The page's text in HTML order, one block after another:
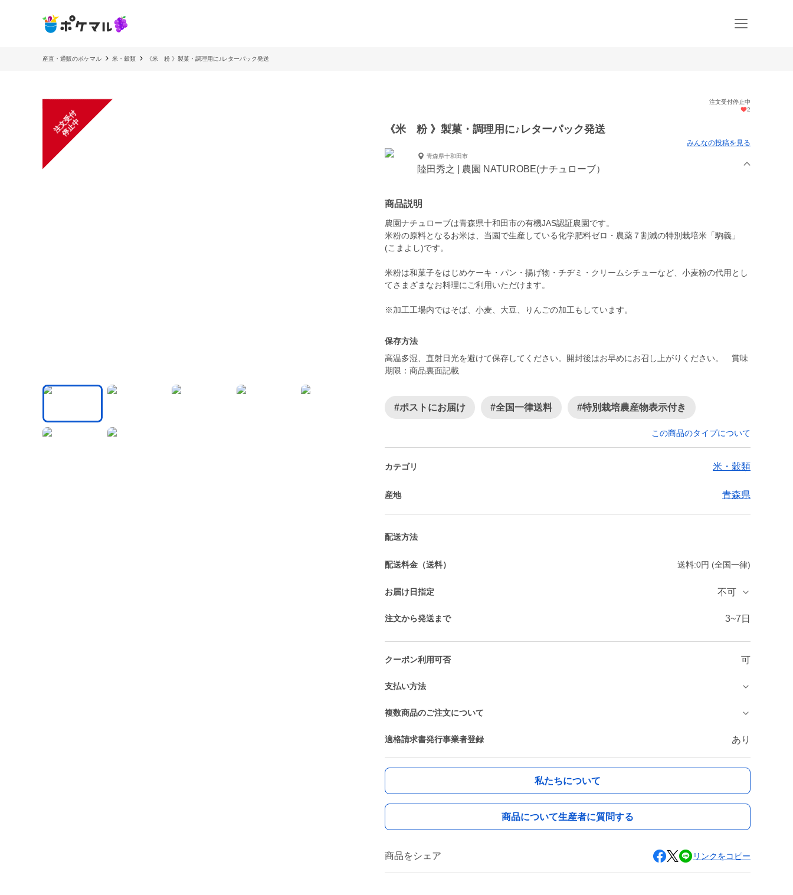
産直・通販のポケマル 米・穀類 《米 粉 》製菓・調理用に♪レターパック発送
注
文
受
付
停
止
中
注文受付停止中
2
《米 粉 》製菓・調理用に♪レターパック発送
みんなの投稿を見る
青森県十和田市
陸田秀之 | 農園 NATUROBE(ナチュローブ）
商品説明
農園ナチュローブは青森県十和田市の有機JAS認証農園です。
米粉の原料となるお米は、当園で生産している化学肥料ゼロ・農薬７割減の特別栽培米「駒義」
(こまよし)です。
米粉は和菓子をはじめケーキ・パン・揚げ物・チヂミ・クリームシチューなど、小麦粉の代用とし
てさまざまなお料理にご利用いただけます。
※加工工場内ではそば、小麦、大豆、りんごの加工もしています。
保存方法
高温多湿、直射日光を避けて保存してください。開封後はお早めにお召し上がりください。 賞味
期限：商品裏面記載
#ポストにお届け #全国一律送料 #特別栽培農産物表示付き
この商品のタイプについて
カテゴリ 米・穀類
産地 青森県
配送方法
配送料金（送料） 送料:0円 (全国一律)
お届け日指定 不可
注文から発送まで 3~7日
クーポン利用可否 可
支払い方法
複数商品のご注文について
適格請求書発行事業者登録 あり
私たちについて
商品について生産者に質問する
商品をシェア リンクをコピー